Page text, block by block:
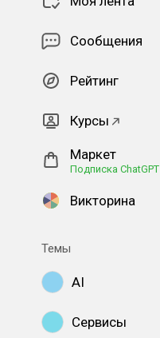
Сообщения
Рейтинг
Курсы
Маркет
Подписка ChatGPT
Викторина
Темы
AI
Сервисы